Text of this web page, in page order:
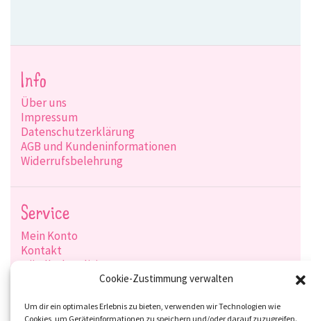
Cookie-Zustimmung verwalten
Um dir ein optimales Erlebnis zu bieten, verwenden wir Technologien wie
Cookies, um Geräteinformationen zu speichern und/oder darauf zuzugreifen.
Info
Über uns
Impressum
Datenschutzerklärung
AGB und Kundeninformationen
Widerrufsbelehrung
Service
Mein Konto
Kontakt
Händlerkonditionen
Zahlungsarten